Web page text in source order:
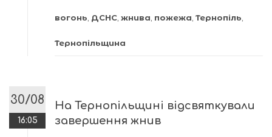
вогонь ДСНС жнива пожежа Тернопіль
Тернопільщина
30/08
16:05
На Тернопільщині відсвяткували
завершення жнив